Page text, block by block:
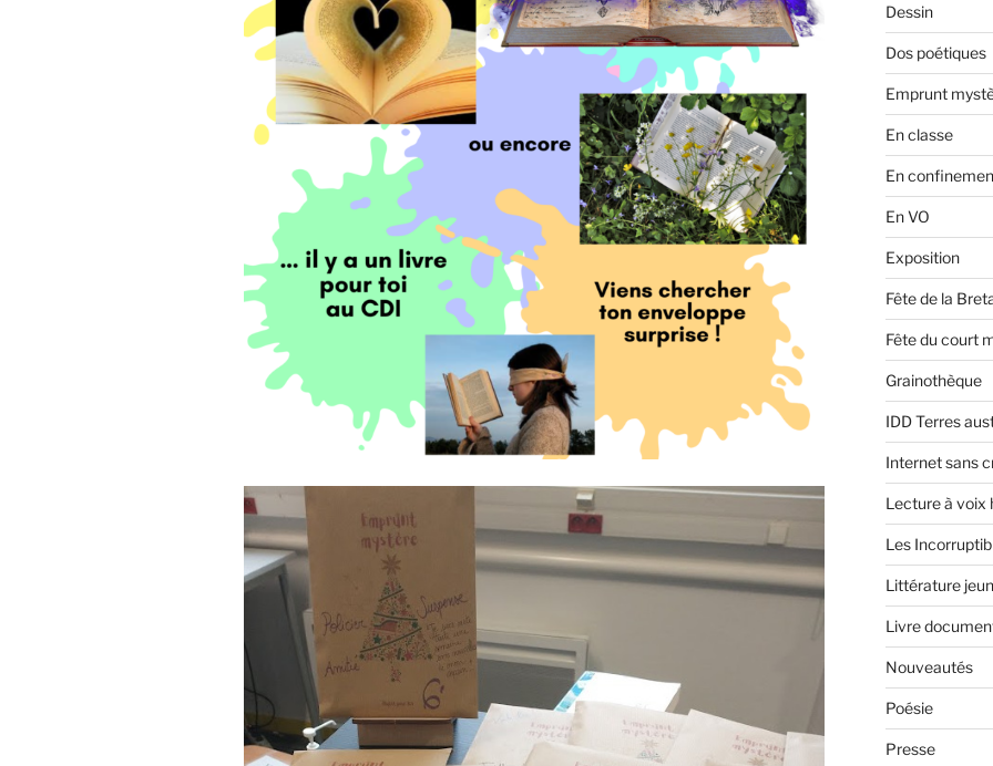
Dessin
Dos poétiques
Emprunt
En classe
En
En VO
Exposition
Fête de la
Fête du court
Grainothèque
IDD Terres
Internet sans
Lecture à voix
Les
Littérature
Livre
Nouveautés
Poésie
Presse